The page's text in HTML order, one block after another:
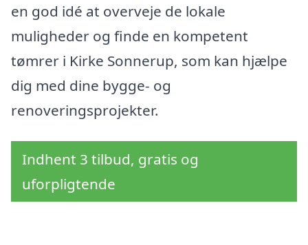
en god idé at overveje de lokale
muligheder og finde en kompetent
tømrer i Kirke Sonnerup, som kan hjælpe
dig med dine bygge- og
renoveringsprojekter.
Indhent 3 tilbud, gratis og
uforpligtende